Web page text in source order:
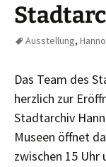
Ausstellung,
Das Team des
herzlich zur
Stadtarchiv
Museen öffnet
zwischen 15 Uhr